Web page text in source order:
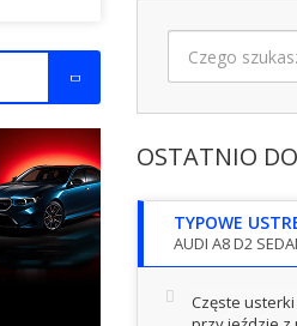
OSTATNIO
TYPOWE
AUDI A8 D2
Częste